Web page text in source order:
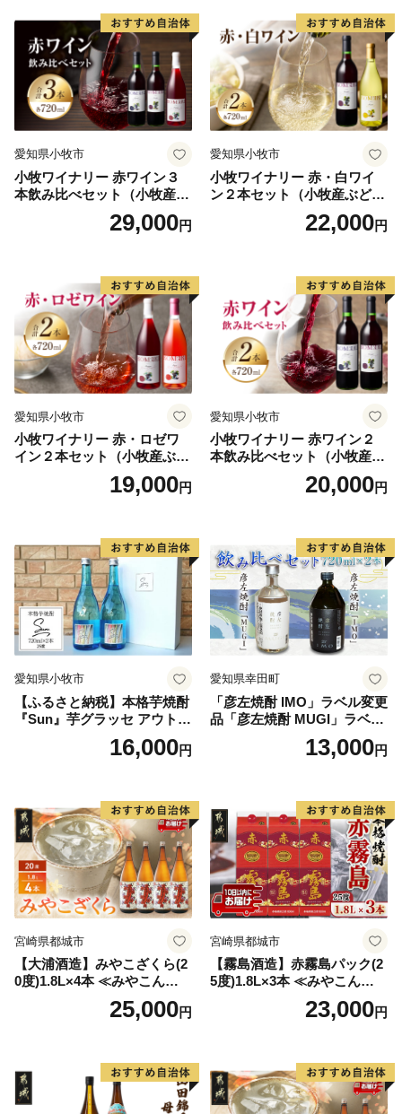
・お礼の品のお届けには、1～2ヶ月程度かかることがあ
ります。
・お礼の品を受け取ることによる経済的利益について
は、一時所得に該当します。
・一回の寄附につき、お礼の品は最大10品までお選びい
・お礼の品の写真はイメージです。
■ワンストップ特例申請
特例申請が可能になりました。
成し、メニューに沿って手続きを行ってください。自治
体マイページは、株式会社シフトセブンコンサルティン
グが提供するサービスです。
※引き続き、郵送による申請も可能です。
・ワンストップ特例申請書は、ご希望の場合受領書と一
緒に送付していますが、直ちにご利用の場合、
ご自身でワンストップ特例申請される場合は申請書をダ
ウンロードしてください。
https://img.furusato-
≪下松市は「ふるさと納税」に関する業務を株式会社サ
イネックスに委託しています。≫
▼手続き、お礼の品、お申込みについてのお問い合わせ
サイネックスふるさと納税センター
〒515-0045
三重県松阪市駅部田町101
TEL：0800-170-2092（フリーコール）
FAX：0800-111-2636（フリーコール）
※受付時間 午前10時～午後5時（土・日・祝除く）
愛知県小牧市
小牧ワイナリー 赤ワイン３
本飲み比べセット（小牧産ぶ
どう100％使用）29,000円
愛知県小牧市
小牧ワイナリー 赤・白ワイ
ン２本セット（小牧産ぶどう
22,000円
愛知県小牧市
小牧ワイナリー 赤・ロゼワ
イン２本セット（小牧産ぶど
19,000円
愛知県小牧市
小牧ワイナリー 赤ワイン２
本飲み比べセット（小牧産ぶ
どう100％使用）20,000円
愛知県小牧市
【ふるさと納税】本格芋焼酎
『Sun』芋グラッセ アウトド
ア ソロキャンプ ベランピン
グ 巣ごもり 就労支援16,000円
愛知県幸田町
「彦左焼酎 IMO」ラベル変更
品「彦左焼酎 MUGI」ラベル
変更品 飲み比べ セット 合計
2本 720ml×各1本 25度 焼酎
13,000円
宮崎県都城市
【大浦酒造】みやこざくら(2
0度)1.8L×4本 ≪みやこんじょ
特急便≫_AD-077125,000円
宮崎県都城市
【霧島酒造】赤霧島パック(2
5度)1.8L×3本 ≪みやこんじょ
特急便≫_23-07-K03P-1800-3
23,000円